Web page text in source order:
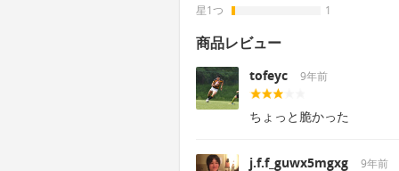
星1つ
1
商品レビュー
tofeyc 9年前
ちょっと脆かった
j.f.f_guwx5mgxg 9年前